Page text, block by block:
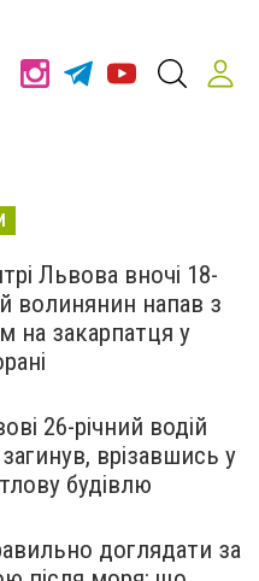
Львова вночі 18-
волинянин напав з
на закарпатця у
26-річний водій
врізавшись у
будівлю
доглядати за